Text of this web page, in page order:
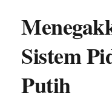
Sistem
Putih